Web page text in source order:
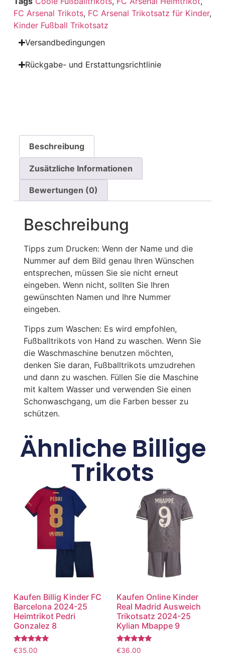
FC Arsenal Trikots, FC Arsenal Trikotsatz für Kinder,
Kinder Fußball Trikotsatz
Versandbedingungen
Rückgabe- und Erstattungsrichtlinie
Beschreibung
Zusätzliche Informationen
Bewertungen (0)
Beschreibung
Tipps zum Drucken: Wenn der Name und die
Nummer auf dem Bild genau Ihren Wünschen
entsprechen, müssen Sie sie nicht erneut
eingeben. Wenn nicht, sollten Sie Ihren
gewünschten Namen und Ihre Nummer
eingeben.
Tipps zum Waschen: Es wird empfohlen,
Fußballtrikots von Hand zu waschen. Wenn Sie
die Waschmaschine benutzen möchten,
denken Sie daran, Fußballtrikots umzudrehen
und dann zu waschen. Füllen Sie die Maschine
mit kaltem Wasser und verwenden Sie einen
Schonwaschgang, um die Farben besser zu
schützen.
Ähnliche Billige
Trikots
Kaufen Billig Kinder FC
Barcelona 2024-25
Heimtrikot Pedri
Gonzalez 8
Bewertet
mit
€35.00
Kaufen Online Kinder
Real Madrid Ausweich
Trikotsatz 2024-25
Kylian Mbappe 9
Bewertet
mit
€36.00